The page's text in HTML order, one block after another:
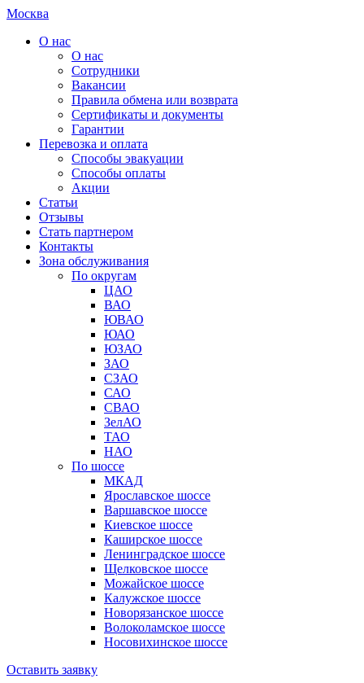
Москва
О нас
О нас
Сотрудники
Вакансии
Правила обмена или возврата
Сертификаты и документы
Гарантии
Перевозка и оплата
Способы эвакуации
Способы оплаты
Акции
Статьи
Отзывы
Стать партнером
Контакты
Зона обслуживания
По округам
ЦАО
ВАО
ЮВАО
ЮАО
ЮЗАО
ЗАО
СЗАО
САО
СВАО
ЗелАО
ТАО
НАО
По шоссе
МКАД
Ярославское шоссе
Варшавское шоссе
Киевское шоссе
Каширское шоссе
Ленинградское шоссе
Щелковское шоссе
Можайское шоссе
Калужское шоссе
Новорязанское шоссе
Волоколамское шоссе
Носовихинское шоссе
Оставить заявку